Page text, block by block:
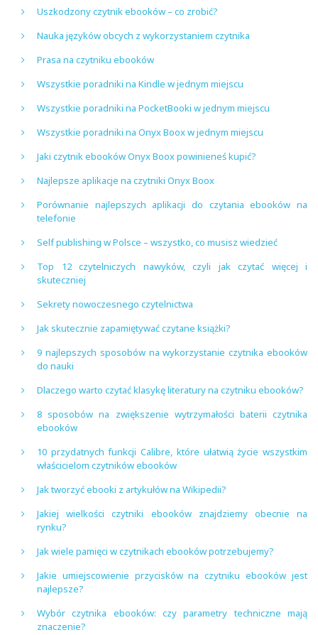
Uszkodzony czytnik ebooków – co zrobić?
Nauka języków obcych z wykorzystaniem czytnika
Prasa na czytniku ebooków
Wszystkie poradniki na Kindle w jednym miejscu
Wszystkie poradniki na PocketBooki w jednym miejscu
Wszystkie poradniki na Onyx Boox w jednym miejscu
Jaki czytnik ebooków Onyx Boox powinieneś kupić?
Najlepsze aplikacje na czytniki Onyx Boox
Porównanie najlepszych aplikacji do czytania ebooków na
telefonie
Self publishing w Polsce – wszystko, co musisz wiedzieć
Top 12 czytelniczych nawyków, czyli jak czytać więcej i
skuteczniej
Sekrety nowoczesnego czytelnictwa
Jak skutecznie zapamiętywać czytane książki?
9 najlepszych sposobów na wykorzystanie czytnika ebooków
do nauki
Dlaczego warto czytać klasykę literatury na czytniku ebooków?
8 sposobów na zwiększenie wytrzymałości baterii czytnika
ebooków
10 przydatnych funkcji Calibre, które ułatwią życie wszystkim
właścicielom czytników ebooków
Jak tworzyć ebooki z artykułów na Wikipedii?
Jakiej wielkości czytniki ebooków znajdziemy obecnie na
rynku?
Jak wiele pamięci w czytnikach ebooków potrzebujemy?
Jakie umiejscowienie przycisków na czytniku ebooków jest
najlepsze?
Wybór czytnika ebooków: czy parametry techniczne mają
znaczenie?